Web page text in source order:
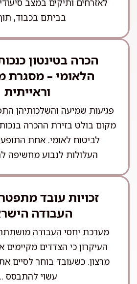
לאזרחים ותיקים במצב
בביתם בכבוד,
הכרה בטינטון
הלאומי – מסגרת
וראייתית
פגיעות שמיעה והשלכותיהן
מקום בולט בזירת ההכרה
לביטוח לאומי. אחת
העלולות לנבוע מחשיפה
זכויות עובד
העבודה
מערכת יחסי העבודה
העיקרון כי הצדדים
מרצון. כשעובד בוחר לסיים
עשוי להתבסס